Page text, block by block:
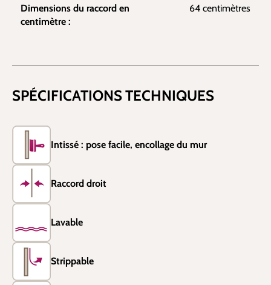
Dimensions du raccord en
centimètre :
64 centimètres
SPÉCIFICATIONS TECHNIQUES
Intissé : pose facile, encollage du mur
Raccord droit
Lavable
Strippable